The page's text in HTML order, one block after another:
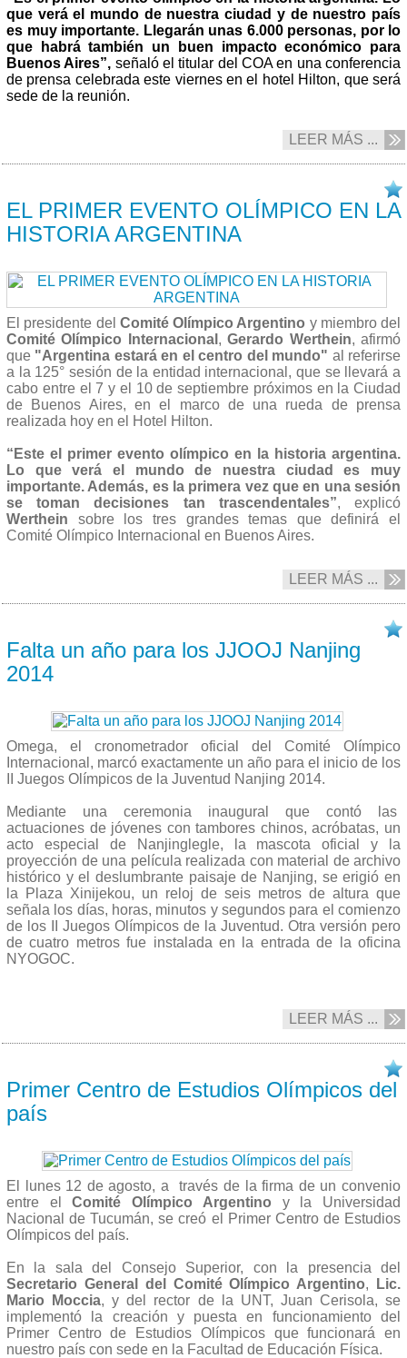
que verá el mundo de nuestra ciudad y de nuestro país
es muy importante. Llegarán unas 6.000 personas, por lo
que habrá también un buen impacto económico para
Buenos Aires”, señaló el titular del COA en una conferencia
de prensa celebrada este viernes en el hotel Hilton, que será
sede de la reunión.
LEER MÁS ...
EL PRIMER EVENTO OLÍMPICO EN LA
HISTORIA ARGENTINA
El presidente del Comité Olímpico Argentino y miembro del
Comité Olímpico Internacional ,Gerardo Werthein, afirmó
que "Argentina estará en el centro del mundo" al referirse
a la 125° sesión de la entidad internacional, que se llevará a
cabo entre el 7 y el 10 de septiembre próximos en la Ciudad
de Buenos Aires, en el marco de una rueda de prensa
realizada hoy en el Hotel Hilton.
“Este el primer evento olímpico en la historia argentina.
Lo que verá el mundo de nuestra ciudad es muy
importante. Además, es la primera vez que en una sesión
se toman decisiones tan trascendentales”, explicó
Werthein sobre los tres grandes temas que definirá el
Comité Olímpico Internacional en Buenos Aires.
LEER MÁS ...
Falta un año para los JJOOJ Nanjing
2014
Omega, el cronometrador oficial del Comité Olímpico
Internacional, marcó exactamente un año para el inicio de los
II Juegos Olímpicos de la Juventud Nanjing 2014.
Mediante una ceremonia inaugural que contó las
actuaciones de jóvenes con tambores chinos, acróbatas, un
acto especial de Nanjinglegle, la mascota oficial y la
proyección de una película realizada con material de archivo
histórico y el deslumbrante paisaje de Nanjing, se erigió en
la Plaza Xinijekou, un reloj de seis metros de altura que
señala los días, horas, minutos y segundos para el comienzo
de los II Juegos Olímpicos de la Juventud. Otra versión pero
de cuatro metros fue instalada en la entrada de la oficina
NYOGOC.
LEER MÁS ...
Primer Centro de Estudios Olímpicos del
país
El lunes 12 de agosto, a través de la firma de un convenio
entre elComité Olímpico Argentino y la Universidad
Nacional de Tucumán, se creó el Primer Centro de Estudios
Olímpicos del país.
En la sala del Consejo Superior, con la presencia del
Secretario General del Comité Olímpico Argentino,
Lic.
Mario Moccia, y del rector de la UNT, Juan Cerisola, se
implementó la creación y puesta en funcionamiento del
Primer Centro de Estudios Olímpicos que funcionará en
nuestro país con sede en la Facultad de Educación Física.